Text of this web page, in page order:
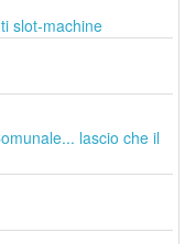
slot-machine
lascio che il